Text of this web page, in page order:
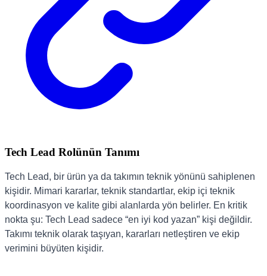
Tech Lead Rolünün Tanımı
Tech Lead, bir ürün ya da takımın teknik yönünü sahiplenen
kişidir. Mimari kararlar, teknik standartlar, ekip içi teknik
koordinasyon ve kalite gibi alanlarda yön belirler. En kritik
nokta şu: Tech Lead sadece “en iyi kod yazan” kişi değildir.
Takımı teknik olarak taşıyan, kararları netleştiren ve ekip
verimini büyüten kişidir.